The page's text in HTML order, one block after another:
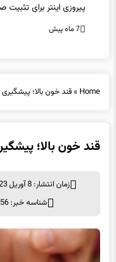
پیروزی اینتر برای
7 ماه پیش
Home
»قند خون بالا؛
قند خون بالا؛
زمان انتشار: 8 آوریل 2023 ساعت 18:08
شناسه خبر: 359556